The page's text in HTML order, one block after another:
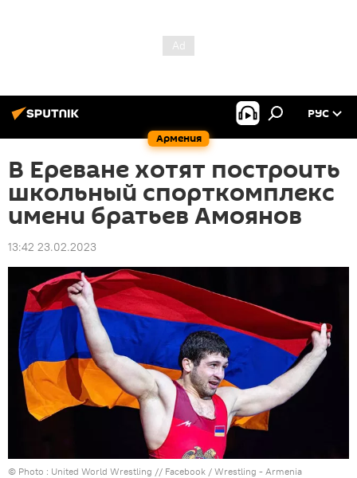
Армения
РУС
В Ереване хотят построить
школьный спорткомплекс
имени братьев Амоянов
13:42 23.02.2023
© Photo : United World Wrestling // Facebook / Wrestling - Armenia